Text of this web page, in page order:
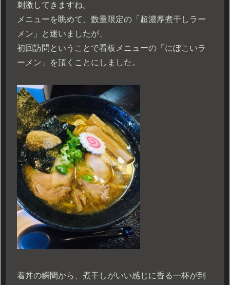
刺激してきますね。
メニューを眺めて、数量限定の「超濃厚煮干しラー
メン」と迷いましたが、
初回訪問ということで看板メニューの「にぼこいラ
ーメン」を頂くことにしました。
着丼の瞬間から、煮干しがいい感じに香る一杯が到